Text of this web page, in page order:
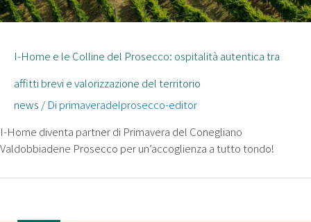
I-Home e le Colline del Prosecco: ospitalità autentica tra
affitti brevi e valorizzazione del territorio
news / Di primaveradelprosecco-editor
I-Home diventa partner di Primavera del Conegliano
Valdobbiadene Prosecco per un’accoglienza a tutto tondo!